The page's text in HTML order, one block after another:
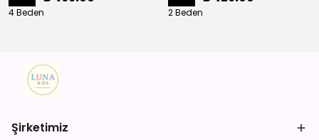
4 Beden 2 Beden
Şirketimiz